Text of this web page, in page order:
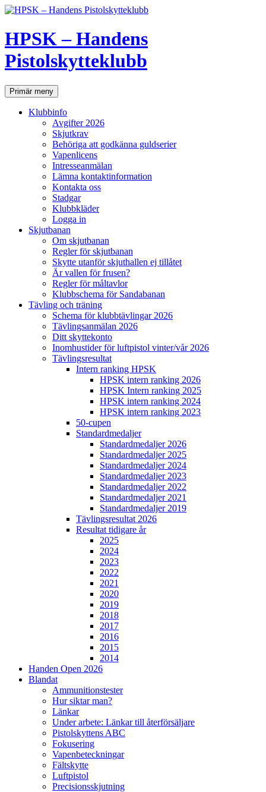
Hoppa
innehåll
HPSK – Handens
Pistolskytteklubb
SökPrimär meny
Klubbinfo
Avgifter 2026
Skjutkrav
Behöriga att godkänna guldserier
Vapenlicens
Intresseanmälan
Lämna kontaktinformation
Kontakta oss
Stadgar
Klubbkläder
Logga in
Skjutbanan
Om skjutbanan
Regler för skjutbanan
Skytte utanför skjuthallen ej tillåtet
Är vallen för frusen?
Regler för måltavlor
Klubbschema för Sandabanan
Tävling och träning
Schema för klubbtävlingar 2026
Tävlingsanmälan 2026
Ditt skyttekonto
Inomhustider för luftpistol vinter/vår 2026
Tävlingsresultat
Intern ranking HPSK
HPSK intern ranking 2026
HPSK Intern ranking 2025
HPSK intern ranking 2024
HPSK intern ranking 2023
50-cupen
Standardmedaljer
Standardmedaljer 2026
Standardmedaljer 2025
Standardmedaljer 2024
Standardmedaljer 2023
Standardmedaljer 2022
Standardmedaljer 2021
Standardmedaljer 2019
Tävlingsresultat 2026
Resultat tidigare år
2025
2024
2023
2022
2021
2020
2019
2018
2017
2016
2015
2014
Handen Open 2026
Blandat
Ammunitionstester
Hur siktar man?
Länkar
Under arbete: Länkar till återförsäljare
Pistolskyttens ABC
Fokusering
Vapenbeteckningar
Fältskytte
Luftpistol
Precisionsskjutning